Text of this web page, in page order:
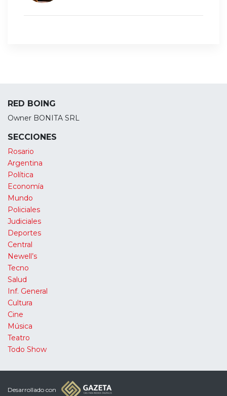
RED BOING
Owner BONITA SRL
SECCIONES
Rosario
Argentina
Política
Economía
Mundo
Policiales
Judiciales
Deportes
Central
Newell’s
Tecno
Salud
Inf. General
Cultura
Cine
Música
Teatro
Todo Show
Desarrollado con